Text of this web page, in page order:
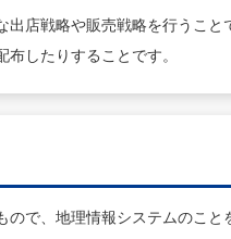
出店戦略や販売戦略を行うこ
したりすることです。
ので、地理情報システムのこ